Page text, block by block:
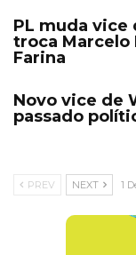
PL muda vice
troca Marcelo
Farina
Novo vice de
passado
PREV NEXT 1